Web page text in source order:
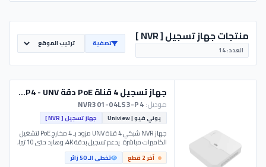
منتجات جهاز تسجيل [ NVR ]
العدد:14
تصفية
جهاز تسجيل 4 قناة PoE دقة 4K | NVR301-04LS3-P4 - UNV
موديل:NVR301-04LS3-P4
يوني فيو | Uniview جهاز تسجيل [ NVR ]
جهاز NVR شبكي 4 قناة UNV مزود بـ 4 مخارج PoE لتشغيل
الكاميرات مباشرة. يدعم تسجيل بدقة 4K، وهارد حتى 10 تيرا،
مع ذكاء اصطناعي. موديل NVR301-04LS3-P4.
آخر 2 قطع
تخطى الـ 50 زائر